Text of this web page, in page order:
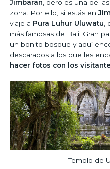
Jimbaran , pero es una de
zona. Por ello, si estás en
viaje a Pura Luhur Uluwatu
más famosas de Bali. Gran
un bonito bosque y aquí
descarados a los que les
hacer fotos con los
Templo de